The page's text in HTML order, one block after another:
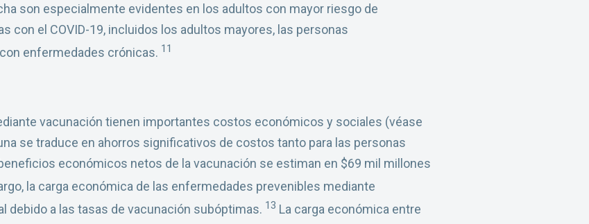
son especialmente evidentes en los adultos con mayor riesgo de
con el COVID-19, incluidos los adultos mayores, las personas
enfermedades crónicas. 11
vacunación tienen importantes costos económicos y sociales (véase
se traduce en ahorros significativos de costos tanto para las personas
económicos netos de la vacunación se estiman en $69 mil millones
la carga económica de las enfermedades prevenibles mediante
debido a las tasas de vacunación subóptimas. 13 La carga económica entre